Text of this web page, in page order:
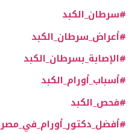
#سرطان_الكبد
#أعراض_سرطان_الكبد
#الإصابة_بسرطان_الكبد
#أسباب_أورام_الكبد
#فحص_الكبد
#أفضل_دكتور_أورام_في_مصر